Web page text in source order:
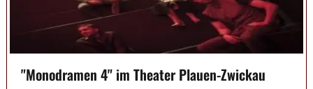
"Monodramen 4" im Theater Plauen-Zwickau